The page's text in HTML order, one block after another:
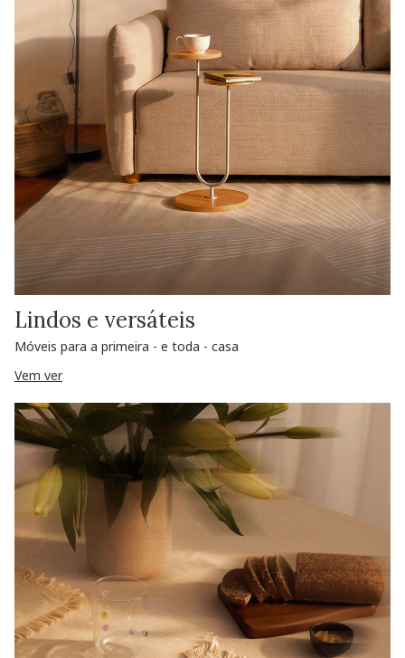
Lindos e versáteis
Móveis para a primeira - e toda - casa
Vem ver